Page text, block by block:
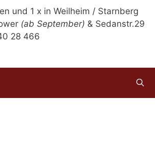
und 1 x in Weilheim / Starnberg
(ab September) & Sedanstr.29
28 466